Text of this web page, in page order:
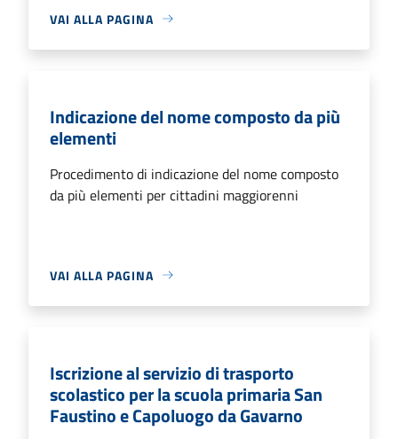
VAI ALLA PAGINA
Indicazione del nome composto da più
elementi
Procedimento di indicazione del nome composto
da più elementi per cittadini maggiorenni
VAI ALLA PAGINA
Iscrizione al servizio di trasporto
scolastico per la scuola primaria San
Faustino e Capoluogo da Gavarno